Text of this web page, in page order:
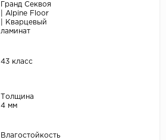
Гранд Секвоя
| Alpine Floor
| Кварцевый
ламинат
43 класс
Толщина
4 мм
Влагостойкость